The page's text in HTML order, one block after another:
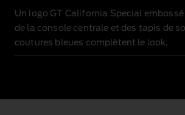
Un logo GT California Special embossé
de la console centrale et des tapis de
coutures bleues complètent le look.